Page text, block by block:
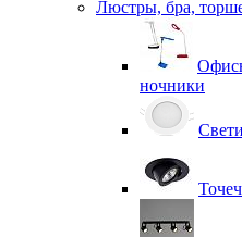
Люстры, бра,
ночники